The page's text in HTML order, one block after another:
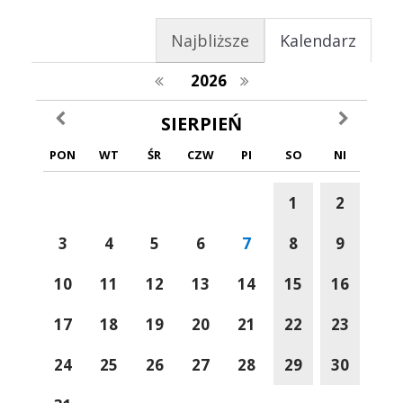
Kalendarz
Najbliższe
poprzedni rok
2026 następny rok
poprzedni miesiącSIERPIEŃ następny
PON WT ŚR CZW PI SO NI
1
2
3
4 5 6 7 8
9
10
11 12 13 14 15
16
17
18 19 20 21 22
23
24
25 26 27 28 29
30